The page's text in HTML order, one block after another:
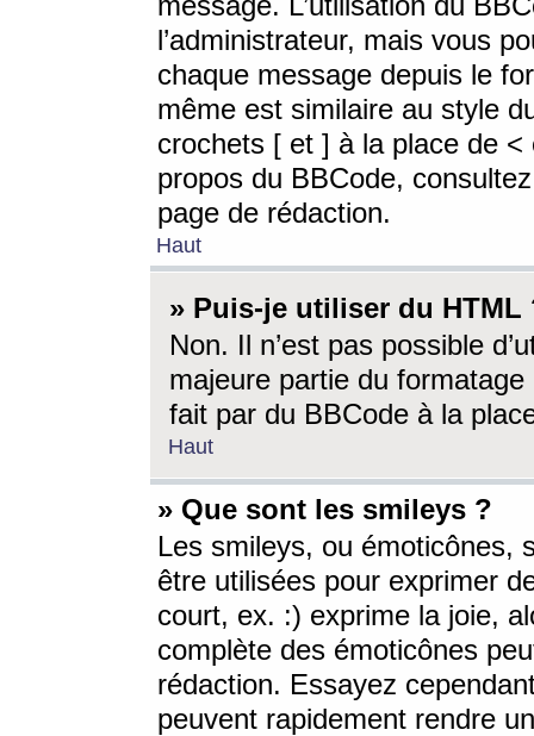
l’administrateur, mais vous
chaque message depuis le
même est similaire au style
crochets [ et ] à la place de <
propos du BBCode,
page de rédaction.
Haut
» Puis-je utiliser du HTML
Non. Il n’est pas possible
majeure partie du
fait par du BBCode à la
Haut
» Que sont les smileys ?
Les smileys, ou émoticônes,
être utilisées pour exprimer
court, ex. :) exprime la joie,
complète des émoticônes
rédaction. Essayez
peuvent rapidement rendre